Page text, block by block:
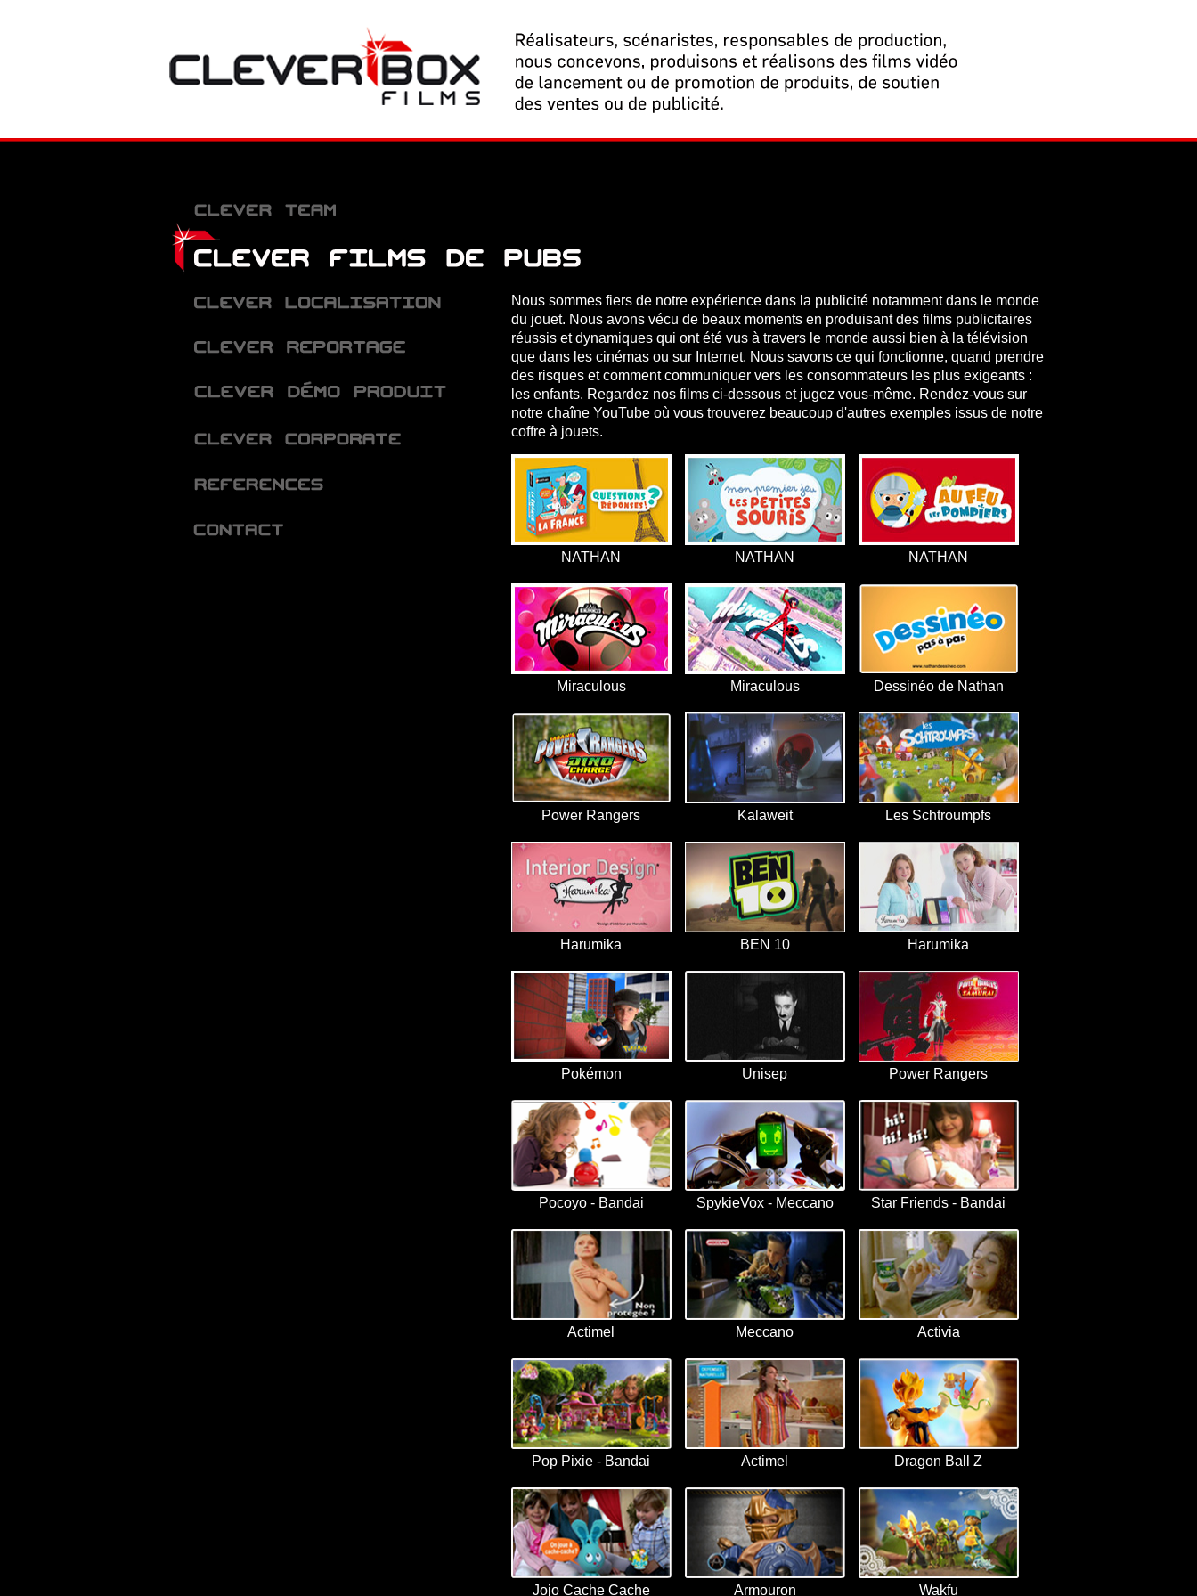
Nous sommes fiers de notre expérience dans la publicité notamment dans le monde
du jouet. Nous avons vécu de beaux moments en produisant des films publicitaires
réussis et dynamiques qui ont été vus à travers le monde aussi bien à la télévision
que dans les cinémas ou sur Internet. Nous savons ce qui fonctionne, quand prendre
des risques et comment communiquer vers les consommateurs les plus exigeants :
les enfants. Regardez nos films ci-dessous et jugez vous-même. Rendez-vous sur
notre chaîne YouTube où vous trouverez beaucoup d'autres exemples issus de notre
coffre à jouets.
NATHAN NATHAN NATHAN
Miraculous Miraculous Dessinéo de Nathan
Power Rangers Kalaweit Les Schtroumpfs
Harumika BEN 10 Harumika
Pokémon Unisep Power Rangers
Pocoyo - Bandai SpykieVox - Meccano Star Friends - Bandai
Actimel Meccano Activia
Pop Pixie - Bandai Actimel Dragon Ball Z
Jojo Cache Cache Armouron Wakfu